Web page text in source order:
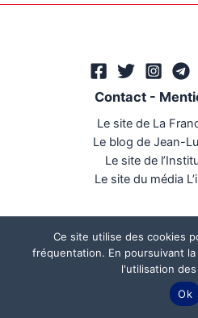
Contact-
Le site de La
Le blog de Jean-
Le site de
Le site du média
Ce site utilise des cookies
fréquentation. En poursuivant
l'utilisation
Ok